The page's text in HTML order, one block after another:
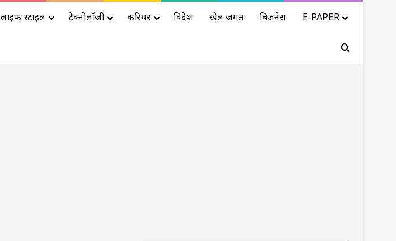
लाइफ स्टाइल टेक्नोलॉजी करियर विदेश खेल जगत बिजनेस E-PAPER
Search for